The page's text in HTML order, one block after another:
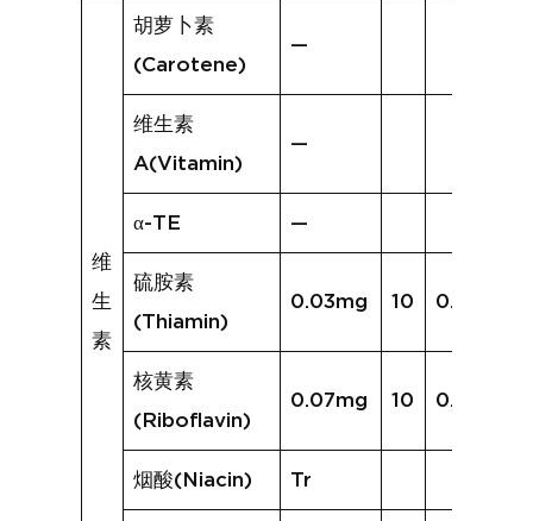
维
生
素
胡萝卜素
(Carotene)
—
维生素
A(Vitamin)
—
α-TE —
硫胺素
(Thiamin)
0.03mg 10 0.05mg
核黄素
(Riboflavin)
0.07mg 10 0.11mg
烟酸(Niacin) Tr